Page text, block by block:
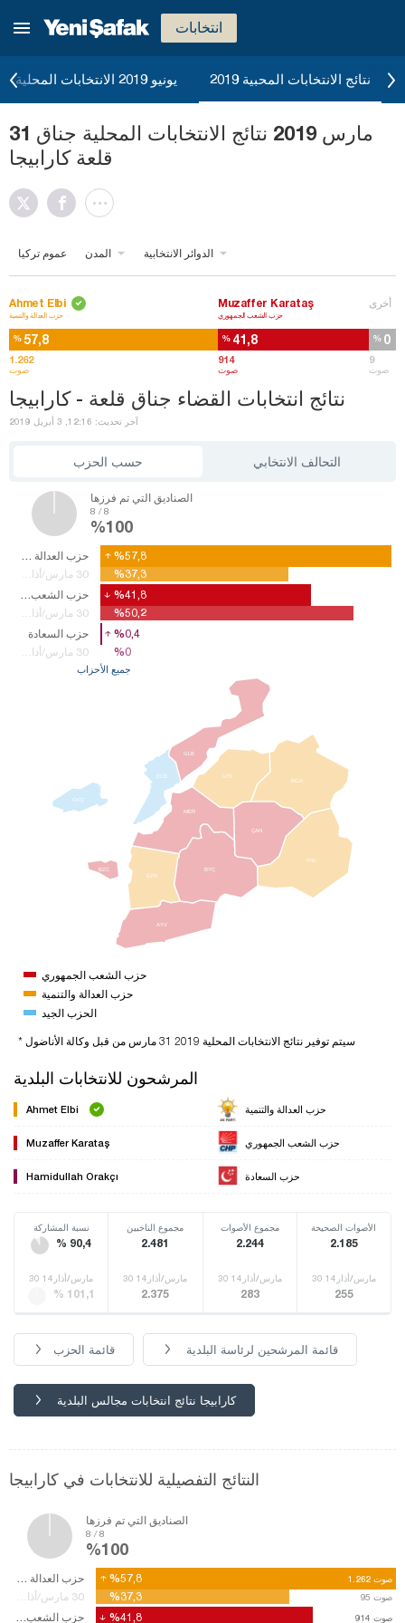
انتخابات
يونيو 2019 الانتخابات المحلية نتائج الانتخابات المحبية 2019
31 مارس 2019 نتائج الانتخابات المحلية جناق
قلعة كارابيجا
عموم تركيا المدن الدوائر الانتخابية
Ahmet Elbi
حزب العدالة والتنمية
%57,8
1.262
صوت
Muzaffer Karataş
حزب الشعب الجمهوري
% 41,8
914
صوت
أخرى
% 0
9
صوت
نتائج انتخابات القضاء جناق قلعة - كارابيجا
آخر تحديث: 12:16, 3 أبريل 2019
حسب الحزب التحالف الانتخابي
الصناديق التي تم فرزها
8 / 8
%100
حزب العدالة والتنمية
حزب الشعب الجمهوري
حزب السعادة
%57,8
%41,8
%0,4
%57,8
%41,8
%0,4
30 مارس/أذار14
30 مارس/أذار14
30 مارس/أذار14
%37,3
%50,2
%0
%37,3
%50,2
%0
جميع الأحزاب
AYV
BYÇ
BGA
BZC
ÇAN
MER
ECB
EZN
GLB
GKÇ
LPS
YNC
حزب الشعب الجمهوري
حزب العدالة والتنمية
الحزب الجيد
* سيتم توفير نتائج الانتخابات المحلية 2019 31 مارس من قبل وكالة الأناضول
المرشحون للانتخابات البلدية
Ahmet Elbi حزب العدالة والتنمية
Muzaffer Karataş حزب الشعب الجمهوري
Hamidullah Orakçı حزب السعادة
نسبة المشاركة
% 90,4
مجموع الناخبين
2.481
مجموع الأصوات
2.244
الأصوات الصحيحة
2.185
30 مارس/أذار14
% 101,1
30 مارس/أذار14
2.375
30 مارس/أذار14
283
30 مارس/أذار14
255
قائمة الحزب قائمة المرشحين لرئاسة البلدية
كارابيجا نتائج انتخابات مجالس البلدية
النتائج التفصيلية للانتخابات في كارابيجا
الصناديق التي تم فرزها
8 / 8
%100
حزب العدالة والتنمية %57,8 1.262 صوت %57,8 1.262 صوت
%37,3 95 صوت %37,3 95 صوت
حزب الشعب الجمهوري %41,8 914 صوت %41,8 914 صوت